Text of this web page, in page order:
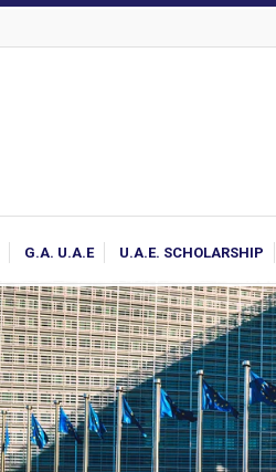
G.A. U.A.E U.A.E. SCHOLARSHIP